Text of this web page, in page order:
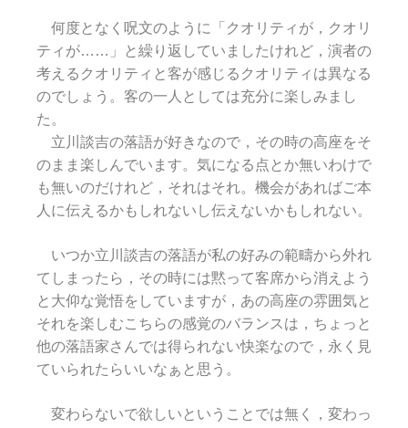
何度となく呪文のように「クオリティが，クオリ
ティが……」と繰り返していましたけれど，演者の
考えるクオリティと客が感じるクオリティは異なる
のでしょう。客の一人としては充分に楽しみまし
た。
立川談吉の落語が好きなので，その時の高座をそ
のまま楽しんでいます。気になる点とか無いわけで
も無いのだけれど，それはそれ。機会があればご本
人に伝えるかもしれないし伝えないかもしれない。
いつか立川談吉の落語が私の好みの範疇から外れ
てしまったら，その時には黙って客席から消えよう
と大仰な覚悟をしていますが，あの高座の雰囲気と
それを楽しむこちらの感覚のバランスは，ちょっと
他の落語家さんでは得られない快楽なので，永く見
ていられたらいいなぁと思う。
変わらないで欲しいということでは無く，変わっ